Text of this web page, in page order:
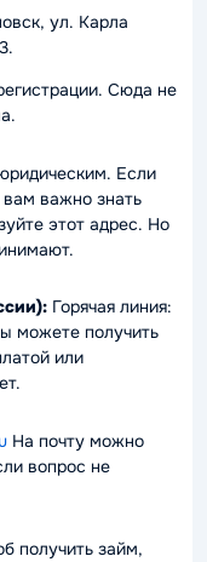
ул. Карла
Сюда не
Если
важно знать
этот адрес. Но
Горячая линия:
можете получить
или
На почту можно
вопрос не
получить займ,